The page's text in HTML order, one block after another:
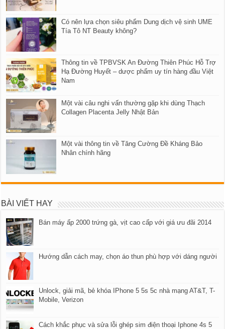
Có nên lựa chọn siêu phẩm Dung dịch vệ sinh UME
Tía Tô NT Beauty không?
Thông tin về TPBVSK An Đường Thiên Phúc Hỗ Trợ
Hạ Đường Huyết – dược phẩm uy tín hàng đầu Việt
Nam
Một vài câu nghi vấn thường gặp khi dùng Thạch
Collagen Placenta Jelly Nhật Bản
Một vài thông tin về Tăng Cường Đề Kháng Bảo
Nhân chính hãng
BÀI VIẾT HAY
Bán máy ấp 2000 trứng gà, vịt cao cấp với giá ưu đãi 2014
Hướng dẫn cách may, chọn áo thun phù hợp với dáng người
Unlock, giải mã, bẻ khóa IPhone 5 5s 5c nhà mạng AT&T, T-
Mobile, Verizon
Cách khắc phục và sửa lỗi ghép sim điện thoại Iphone 4s 5